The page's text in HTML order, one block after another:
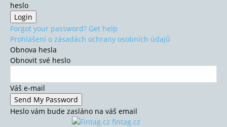
heslo
Forgot your password? Get help
Prohlášení o zásadách ochrany osobních údajů
Obnova hesla
Obnovit své heslo
Váš e-mail
Heslo vám bude zasláno na váš email
fintag.cz